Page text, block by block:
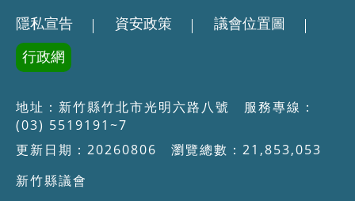
隱私宣告 資安政策 議會位置圖
行政網
地址：新竹縣竹北市光明六路八號 服務專線：
(03) 5519191~7
更新日期：20260806 瀏覽總數：21,853,053
新竹縣議會